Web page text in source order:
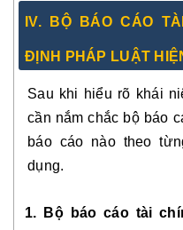
IV. BỘ BÁO CÁO
ĐỊNH PHÁP LUẬT
Sau khi hiểu rõ khái
cần nắm chắc bộ báo
báo cáo nào theo
dụng.
1. Bộ báo cáo tài